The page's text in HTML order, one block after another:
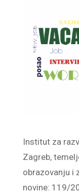
Institut za
Zagreb,
obrazovanju i
novine: 119/